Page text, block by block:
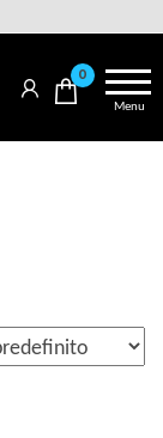
0
Menu